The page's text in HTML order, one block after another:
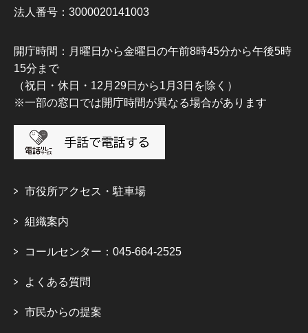
法人番号：3000020141003
開庁時間：月曜日から金曜日の午前8時45分から午後5時
15分まで
（祝日・休日・12月29日から1月3日を除く）
※一部の窓口では開庁時間が異なる場合があります
市役所アクセス・駐車場
組織案内
コールセンター：045-664-2525
よくある質問
市民からの提案